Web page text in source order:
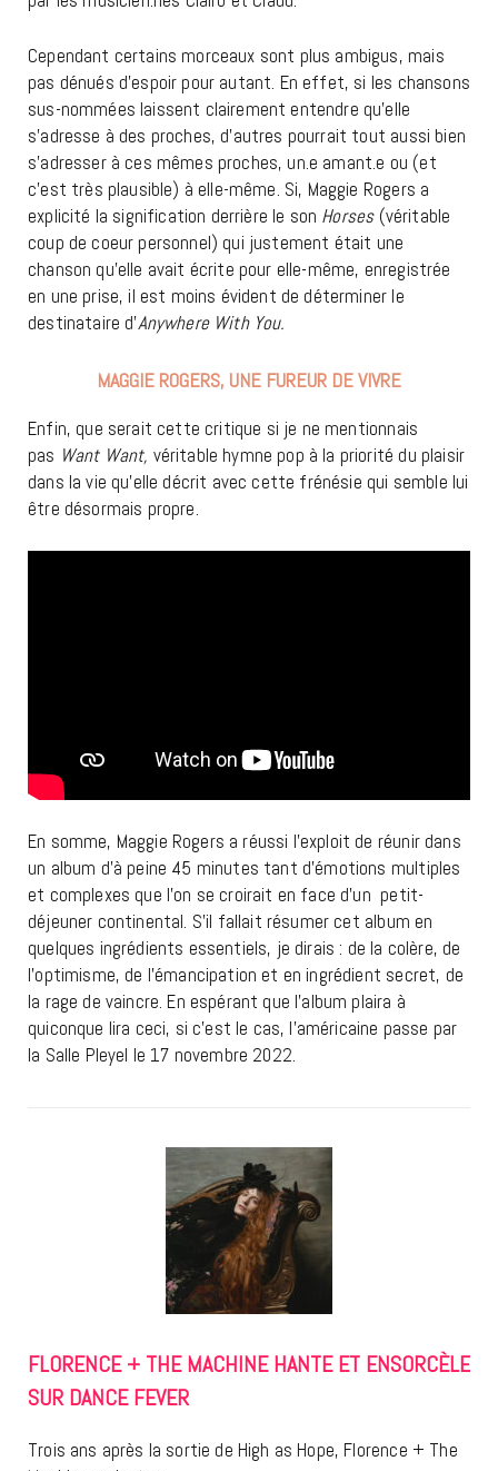
Cependant certains morceaux sont plus ambigus, mais
pas dénués d’espoir pour autant. En effet, si les chansons
sus-nommées laissent clairement entendre qu’elle
s’adresse à des proches, d’autres pourrait tout aussi bien
s’adresser à ces mêmes proches, un.e amant.e ou (et
c’est très plausible) à elle-même. Si, Maggie Rogers a
explicité la signification derrière le son Horses (véritable
coup de coeur personnel) qui justement était une
chanson qu’elle avait écrite pour elle-même, enregistrée
en une prise, il est moins évident de déterminer le
destinataire d’Anywhere With You.
MAGGIE ROGERS, UNE FUREUR DE VIVRE
Enfin, que serait cette critique si je ne mentionnais
pas Want Want, véritable hymne pop à la priorité du plaisir
dans la vie qu’elle décrit avec cette frénésie qui semble lui
être désormais propre.
En somme, Maggie Rogers a réussi l’exploit de réunir dans
un album d’à peine 45 minutes tant d’émotions multiples
et complexes que l’on se croirait en face d’un petit-
déjeuner continental. S’il fallait résumer cet album en
quelques ingrédients essentiels, je dirais : de la colère, de
l’optimisme, de l’émancipation et en ingrédient secret, de
la rage de vaincre. En espérant que l’album plaira à
quiconque lira ceci, si c’est le cas, l’américaine passe par
la Salle Pleyel le 17 novembre 2022.
FLORENCE + THE MACHINE HANTE ET ENSORCÈLE
SUR DANCE FEVER
Trois ans après la sortie de High as Hope, Florence + The